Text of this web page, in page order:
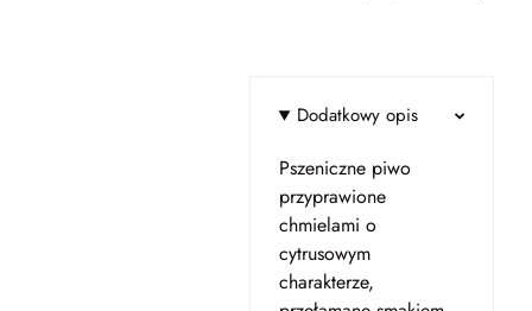
Dodatkowy opis
Pszeniczne piwo
przyprawione
chmielami o
cytrusowym
charakterze,